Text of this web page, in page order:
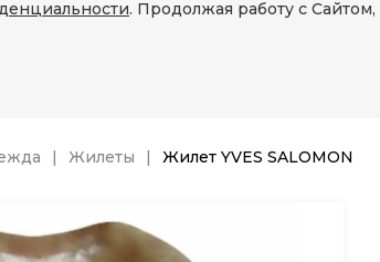
. Продолжая работу с
Жилеты Жилет YVES SALOMON